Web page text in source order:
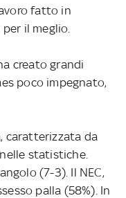
fatto in
il meglio.
creato grandi
poco impegnato,
caratterizzata da
statistiche.
(7-3). Il NEC,
palla (58%). In